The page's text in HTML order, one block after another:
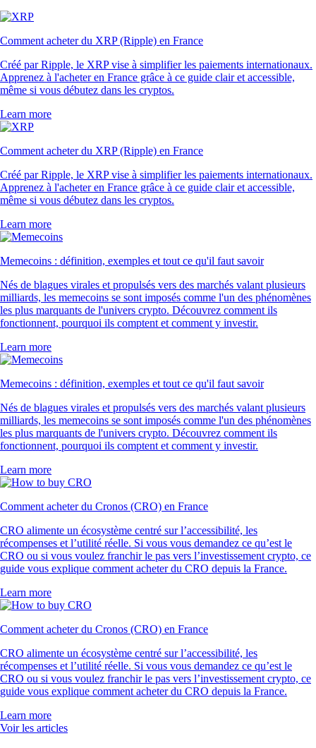
Comment acheter du XRP (Ripple) en France
Créé par Ripple, le XRP vise à simplifier les paiements internationaux.
Apprenez à l'acheter en France grâce à ce guide clair et accessible,
même si vous débutez dans les cryptos.
Learn more
Comment acheter du XRP (Ripple) en France
Créé par Ripple, le XRP vise à simplifier les paiements internationaux.
Apprenez à l'acheter en France grâce à ce guide clair et accessible,
même si vous débutez dans les cryptos.
Learn more
Memecoins : définition, exemples et tout ce qu'il faut savoir
Nés de blagues virales et propulsés vers des marchés valant plusieurs
milliards, les memecoins se sont imposés comme l'un des phénomènes
les plus marquants de l'univers crypto. Découvrez comment ils
fonctionnent, pourquoi ils comptent et comment y investir.
Learn more
Memecoins : définition, exemples et tout ce qu'il faut savoir
Nés de blagues virales et propulsés vers des marchés valant plusieurs
milliards, les memecoins se sont imposés comme l'un des phénomènes
les plus marquants de l'univers crypto. Découvrez comment ils
fonctionnent, pourquoi ils comptent et comment y investir.
Learn more
Comment acheter du Cronos (CRO) en France
CRO alimente un écosystème centré sur l’accessibilité, les
récompenses et l’utilité réelle. Si vous vous demandez ce qu’est le
CRO ou si vous voulez franchir le pas vers l’investissement crypto, ce
guide vous explique comment acheter du CRO depuis la France.
Learn more
Comment acheter du Cronos (CRO) en France
CRO alimente un écosystème centré sur l’accessibilité, les
récompenses et l’utilité réelle. Si vous vous demandez ce qu’est le
CRO ou si vous voulez franchir le pas vers l’investissement crypto, ce
guide vous explique comment acheter du CRO depuis la France.
Learn more
Voir les articles